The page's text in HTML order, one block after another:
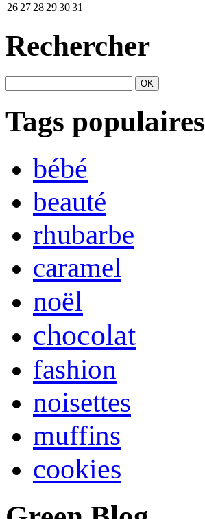
26 27 28 293031
Rechercher
Tags populaires
bébé
beauté
rhubarbe
caramel
noël
chocolat
fashion
noisettes
muffins
cookies